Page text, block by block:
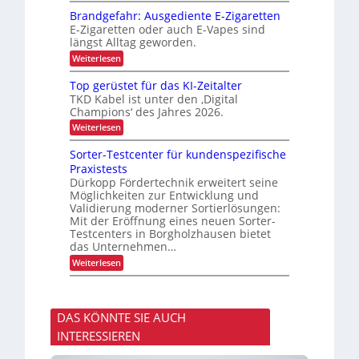
e
n
L
a
t
e
n
t
r
a
n
s
p
o
r
t
e
n
t
d
e
r
L
o
g
s
t
i
k
u
v
e
r
l
ä
s
i
g
e
r
T
r
a
n
s
p
o
r
t
v
o
n
F
c
h
t
u
Brandgefahr: Ausgediente E-Zigaretten
E-Zigaretten oder auch E-Vapes sind
längst Alltag geworden.
Weiterlesen:
B
a
n
d
g
e
a
h
r
:
A
u
s
g
e
d
i
e
-
Z
Top gerüstet für das KI-Zeitalter
TKD Kabel ist unter den ‚Digital
Champions‘ des Jahres 2026.
Weiterlesen:
T
p
g
e
r
ü
s
t
e
t
f
ü
a
s
I
Sorter-Testcenter für kundenspezifische
Praxistests
Dürkopp Fördertechnik erweitert seine
Möglichkeiten zur Entwicklung und
Validierung moderner Sortierlösungen:
Mit der Eröffnung eines neuen Sorter-
Testcenters in Borgholzhausen bietet
das Unternehmen…
Weiterlesen:
S
t
e
-
DAS KÖNNTE SIE AUCH
INTERESSIEREN